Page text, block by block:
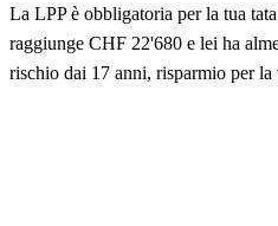
La LPP è obbligatoria per la tua
raggiunge CHF 22'680 e lei ha
rischio dai 17 anni, risparmio per